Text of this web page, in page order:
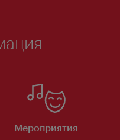
Мероприятия